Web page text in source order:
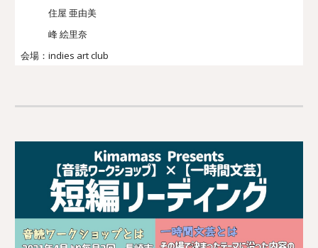
住屋 亜由美
峰 絵里奈
会場：indies art club